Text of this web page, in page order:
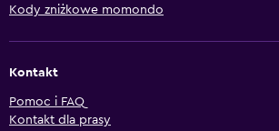
Kody zniżkowe momondo
Kontakt
Pomoc i FAQ
Kontakt dla prasy